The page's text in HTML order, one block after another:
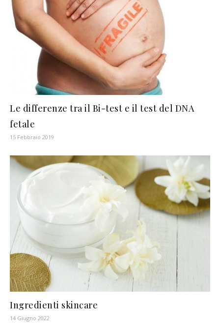
Le differenze tra il Bi-test e il test del DNA
fetale
15 Febbraio 2019
Ingredienti skincare
14 Giugno 2022